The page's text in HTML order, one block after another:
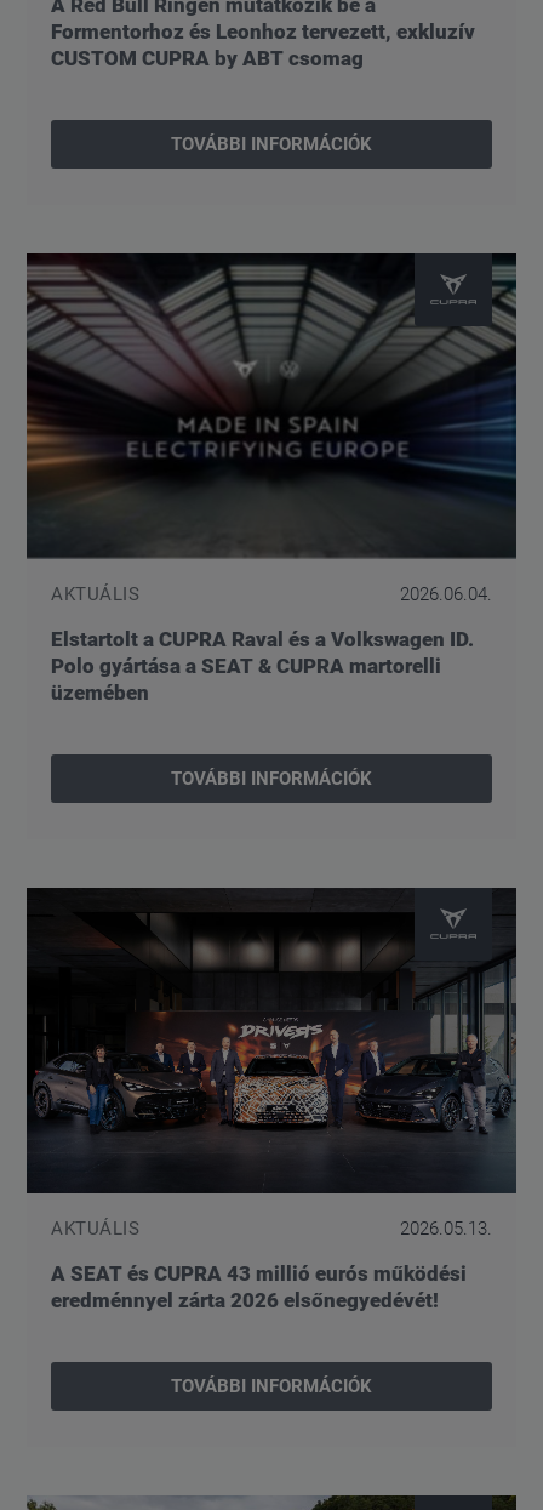
Formentorhoz és Leonhoz tervezett, exkluzív
CUSTOM CUPRA by ABT csomag
TOVÁBBI INFORMÁCIÓK
AKTUÁLIS 2026.06.04.
Elstartolt a CUPRA Raval és a Volkswagen ID.
Polo gyártása a SEAT & CUPRA martorelli
üzemében
TOVÁBBI INFORMÁCIÓK
AKTUÁLIS 2026.05.13.
A SEAT és CUPRA 43 millió eurós működési
eredménnyel zárta 2026 elsőnegyedévét!
TOVÁBBI INFORMÁCIÓK